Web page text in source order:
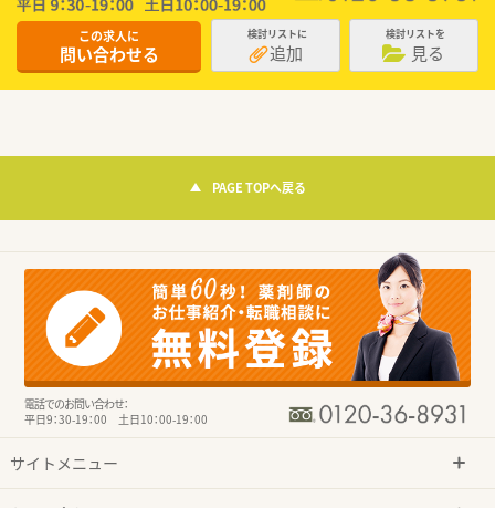
この求人に
問い合わせる
検討リストに
追加
検討リストを
見る
PAGE TOPへ戻る
電話でのお問い合わせ：
平日9：30-19：00 土日10：00-19：00
サイトメニュー